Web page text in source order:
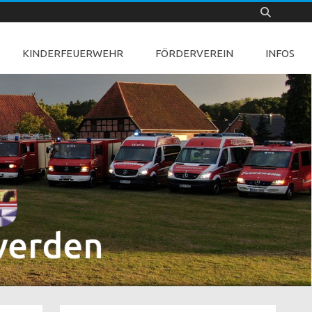
KINDERFEUERWEHR FÖRDERVEREIN INFOS